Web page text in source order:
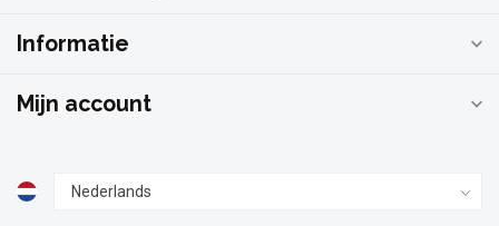
Informatie
Mijn account